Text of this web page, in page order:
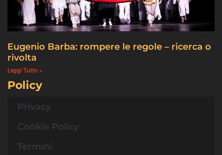
Eugenio Barba: rompere le regole – ricerca o
rivolta
Leggi Tutto »
Policy
Privacy
Cookie Policy
Termini